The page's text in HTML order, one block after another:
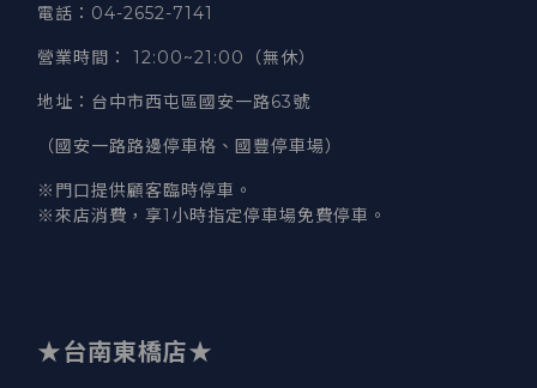
電話 ：04-2652-7141
營業時間 ： 12:00~21:00（無休）
地址 ：台中市西屯區國安一路63號
（國安一路路邊停車格、國豐停車場）
※門口提供顧客臨時停車。
※來店消費，享1小時指定停車場免費停車。
★台南東橋店★